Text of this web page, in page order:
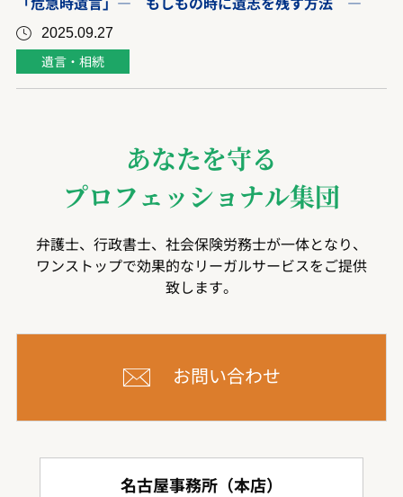
2025.09.27
遺言・相続
あなたを守る
プロフェッショナル集団
弁護士、行政書士、社会保険労務士が一体となり、
ワンストップで効果的なリーガルサービスをご提供
致します。
お問い合わせ
名古屋事務所（本店）